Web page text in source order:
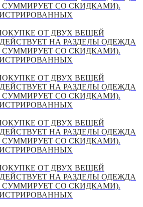
СУММИРУЕТ СО СКИДКАМИ).
ОТ ДВУХ ВЕЩЕЙ
НА РАЗДЕЛЫ ОДЕЖДА
СУММИРУЕТ СО СКИДКАМИ).
ОТ ДВУХ ВЕЩЕЙ
НА РАЗДЕЛЫ ОДЕЖДА
СУММИРУЕТ СО СКИДКАМИ).
ОТ ДВУХ ВЕЩЕЙ
НА РАЗДЕЛЫ ОДЕЖДА
СУММИРУЕТ СО СКИДКАМИ).
ОТ ДВУХ ВЕЩЕЙ
НА РАЗДЕЛЫ ОДЕЖДА
СУММИРУЕТ СО СКИДКАМИ).